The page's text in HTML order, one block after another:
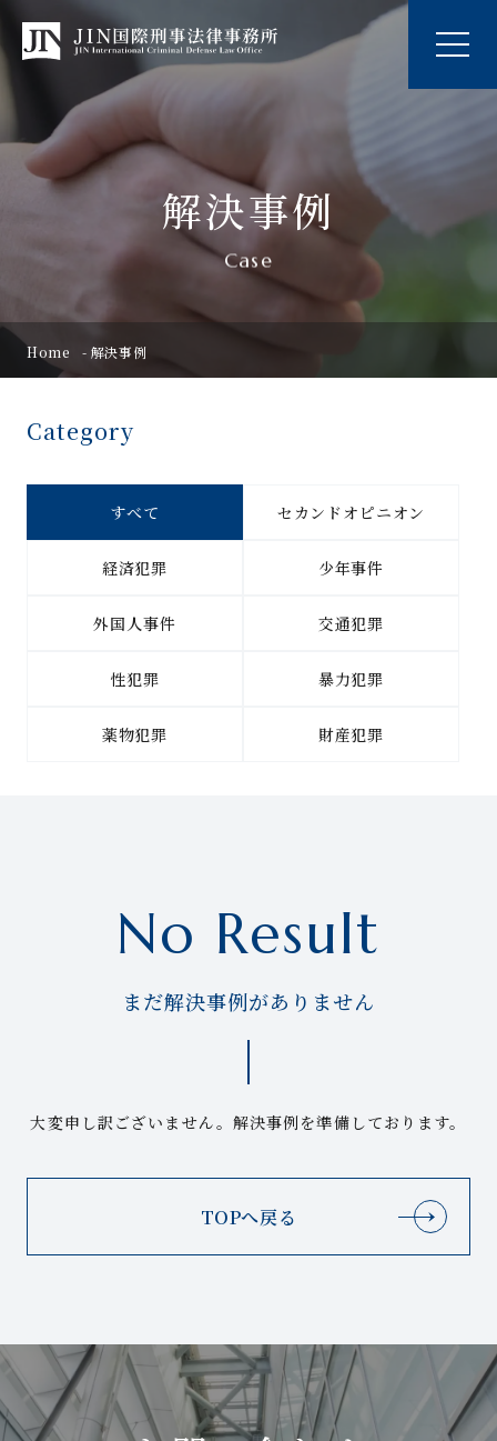
Home 解決事例
解決事例
Case
Category
すべて セカンドオピニオン
経済犯罪 少年事件
外国人事件 交通犯罪
性犯罪 暴力犯罪
薬物犯罪 財産犯罪
No Result
まだ解決事例がありません
大変申し訳ございません。解決事例を準備しております。
TOPへ戻る